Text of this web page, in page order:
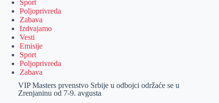
Sport
Poljoprivreda
Zabava
Izdvajamo
Vesti
Emisije
Sport
Poljoprivreda
Zabava
VIP Masters prvenstvo Srbije u odbojci održaće se u
Zrenjaninu od 7-9. avgusta